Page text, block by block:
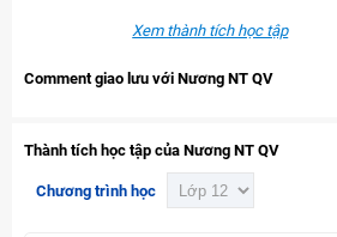
Xem thành tích học tập
Comment giao lưu với Nương NT QV
Thành tích học tập của Nương NT QV
Chương trình học